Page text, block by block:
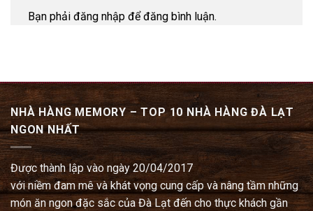
Bạn phải đăng nhập để đăng bình luận.
NHÀ HÀNG MEMORY – TOP 10 NHÀ HÀNG ĐÀ LẠT
NGON NHẤT
Được thành lập vào ngày 20/04/2017
với niềm đam mê và khát vọng cung cấp và nâng tầm những
món ăn ngon đặc sắc của Đà Lạt đến cho thực khách gần